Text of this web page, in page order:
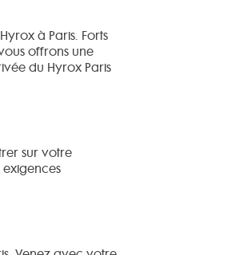
à Paris. Forts
offrons une
du Hyrox Paris
sur votre
exigences